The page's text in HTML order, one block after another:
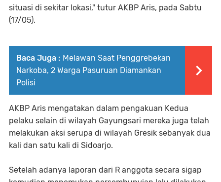
situasi di sekitar lokasi," tutur AKBP Aris, pada Sabtu
(17/05).
Baca Juga : Melawan Saat Penggrebekan
Narkoba, 2 Warga Pasuruan Diamankan
Polisi
AKBP Aris mengatakan dalam pengakuan Kedua
pelaku selain di wilayah Gayungsari mereka juga telah
melakukan aksi serupa di wilayah Gresik sebanyak dua
kali dan satu kali di Sidoarjo.
Setelah adanya laporan dari R anggota secara sigap